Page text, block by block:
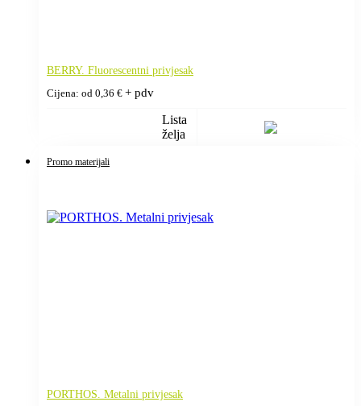
BERRY. Fluorescentni privjesak
Cijena: od 0,36 € + pdv
Lista
želja
Promo materijali
PORTHOS. Metalni privjesak